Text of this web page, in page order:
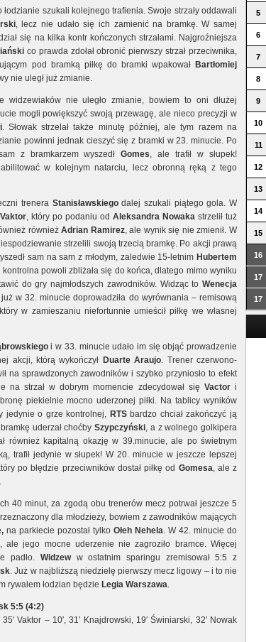
szukali kolejnego trafienia. Swoje strzały oddawali
, lecz nie udało się ich zamienić na bramkę. W samej
się na kilka kontr kończonych strzałami. Najgroźniejsza
co prawda zdołał obronić pierwszy strzał przeciwnika,
pod bramką piłkę do bramki wpakował Bartłomiej
nie uległ już zmianie.
widzewiaków nie uległo zmianie, bowiem to oni dłużej
mogli powiększyć swoją przewagę, ale nieco precyzji w
. Słowak strzelał także minutę później, ale tym razem na
powinni jednak cieszyć się z bramki w 23. minucie. Po
z bramkarzem wyszedłGomes, ale trafił w słupek!
w kolejnym natarciu, lecz obronną ręką z tego
trenera Stanisławskiegodalej szukali piątego gola. W
Vaktor, który po podaniu od Aleksandra Nowaka strzelił tuż
równieżAdrian Ramirez, ale wynik się nie zmienił. W
strzelili swoją trzecią bramkę. Po akcji prawą
sam na sam z młodym, zaledwie 15-letnim Hubertem
kontrolna powoli zbliżała się do końca, dlatego mimo wyniku
do gry najmłodszych zawodników. Widząc to Wenecja
w 32. minucie doprowadziła do wyrównania – remisową
w zamieszaniu niefortunnie umieścił piłkę we własnej
i w 33. minucie udało im się objąć prowadzenie
akcji, którą wykończył Duarte Araujo. Trener czerwono-
na sprawdzonych zawodników i szybko przyniosło to efekt
na strzał w dobrym momencie zdecydował się Vactori
piekielnie mocno uderzonej piłki. Na tablicy wyników
jedynie o grze kontrolnej, RTSbardzo chciał zakończyć ją
uderzał choćbySzypczyński, a z wolnego golkipera
również kapitalną okazję w 39.minucie, ale po świetnym
trafił jedynie w słupek! W 20. minucie w jeszcze lepszej
po błędzie przeciwników dostał piłkę od Gomesa, ale z
40 minut, za zgodą obu trenerów mecz potrwał jeszcze 5
dla młodzieży, bowiem z zawodników mających
na parkiecie pozostał tylko Ołeh Nehela. W 42. minucie do
, ale jego mocne uderzenie nie zagroziło bramce. Więcej
padło. Widzeww ostatnim sparingu zremisował 5:5 z
. Już w najbliższą niedzielę pierwszy mecz ligowy – i to nie
rywalem łodzian będzie Legia Warszawa.
5:5 (4:2)
35′ Vaktor – 10′, 31′ Knajdrowski, 19′ Świniarski, 32′ Nowak
5
6
7
8
9
10
11
12
13
14
15
16
17
17